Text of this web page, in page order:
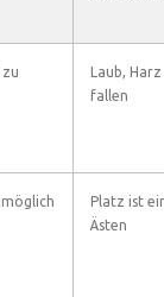
Laub,
fallen
Platz ist
Ästen